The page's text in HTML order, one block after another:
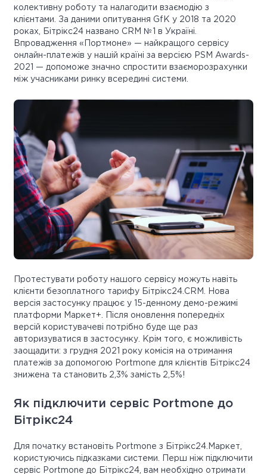
колективну роботу та налагодити взаємодію з
клієнтами. За даними опитування GfK у 2018 та 2020
роках, Бітрікс24 названо CRM №1 в Україні.
Впровадження «Портмоне» — найкращого сервісу
онлайн-платежів у нашій країні за версією PSM Awards-
2021 — допоможе значно спростити взаєморозрахунки
між учасниками ринку всередині системи.
Протестувати роботу нашого сервісу можуть навіть
клієнти безоплатного тарифу Бітрікс24.CRM. Нова
версія застосунку працює у 15-денному демо-режимі
платформи Маркет+. Після оновлення попередніх
версій користувачеві потрібно буде ще раз
авторизуватися в застосунку. Крім того, є можливість
заощадити: з грудня 2021 року комісія на отримання
платежів за допомогою Portmone для клієнтів Бітрікс24
знижена та становить 2,3% замість 2,5%!
Як підключити сервіс Portmone до
Бітрікс24
Для початку встановіть Portmone з Бітрікс24.Маркет,
користуючись підказками системи. Перш ніж підключити
сервіс Portmone до Бітрікс24, вам необхідно отримати